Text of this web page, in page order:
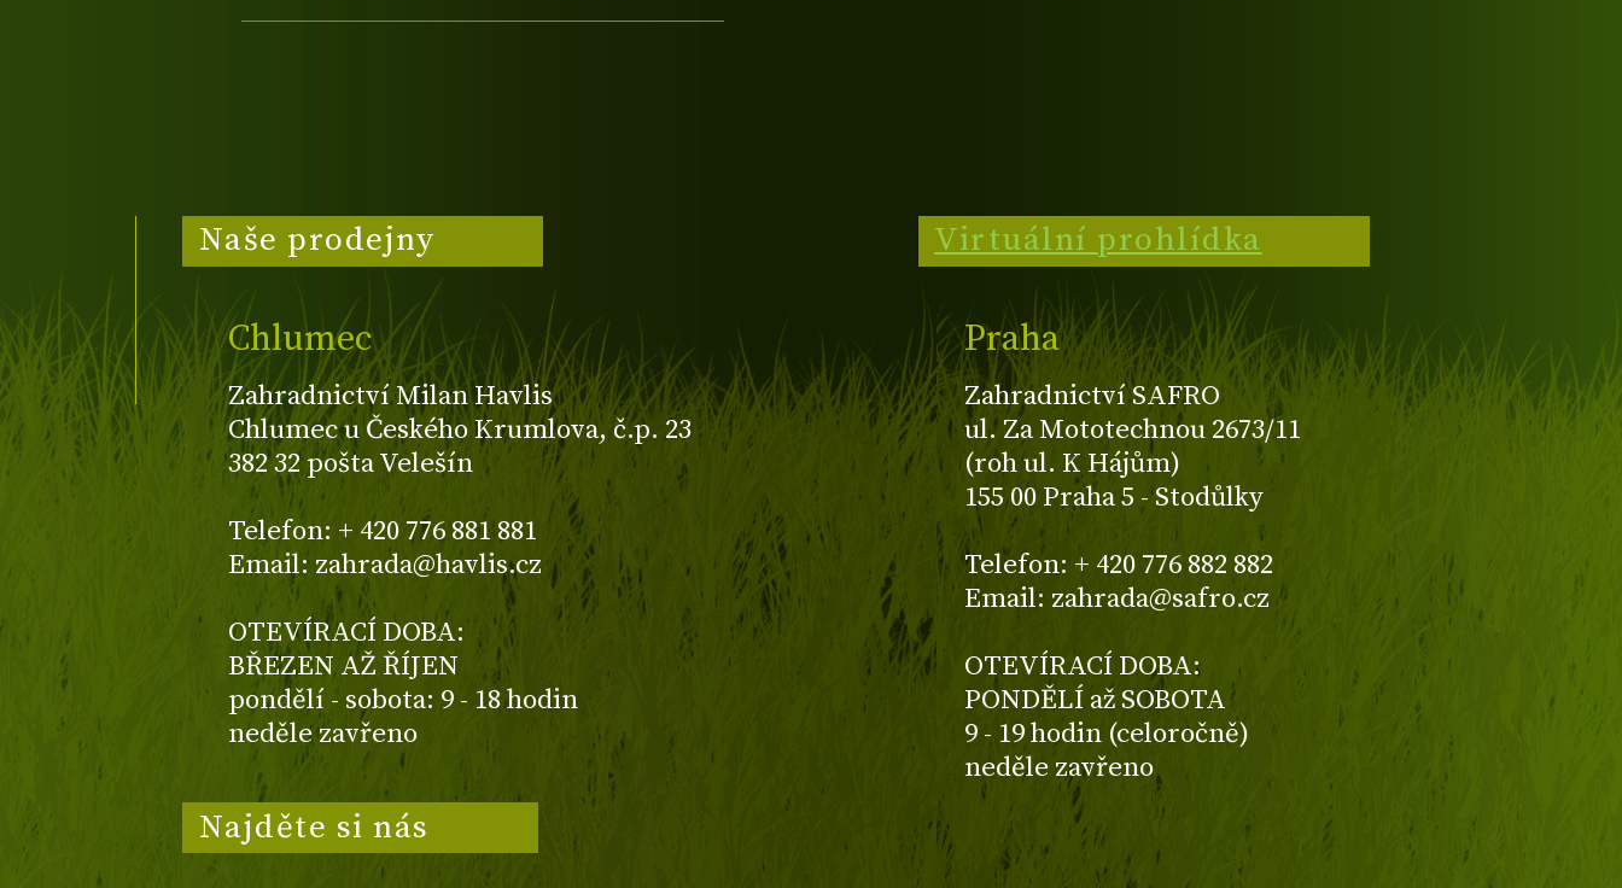
Naše prodejny
Chlumec
Zahradnictví Milan Havlis
Chlumec u Českého Krumlova, č.p. 23
382 32 pošta Velešín
Telefon: + 420 776 881 881
Email: zahrada@havlis.cz
OTEVÍRACÍ DOBA:
BŘEZEN AŽ ŘÍJEN
pondělí - sobota: 9 - 18 hodin
neděle zavřeno
Virtuální prohlídka
Praha
Zahradnictví SAFRO
ul. Za Mototechnou 2673/11
(roh ul. K Hájům)
155 00 Praha 5 - Stodůlky
Telefon: + 420 776 882 882
Email: zahrada@safro.cz
OTEVÍRACÍ DOBA:
PONDĚLÍ až SOBOTA
9 - 19 hodin (celoročně)
neděle zavřeno
Najděte si nás